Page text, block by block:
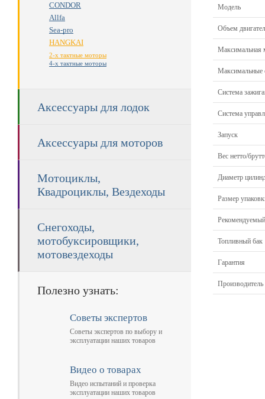
CONDOR
Allfa
Sea-pro
HANGKAI
2-х тактные моторы
4-х тактные моторы
Аксессуары для лодок
Аксессуары для моторов
Мотоциклы,
Квадроциклы, Вездеходы
Снегоходы,
мотобуксировщики,
мотовездеходы
Полезно узнать:
Советы экспертов
Советы экспертов по выбору и
эксплуатации наших товаров
Видео о товарах
Видео испытаний и проверка
эксплуатации наших товаров
Модель
Объем
Максимальная
Максимальные
Система
Система
Запуск
Вес нетто/
Диаметр
Размер
Топливный бак
Гарантия
Производитель